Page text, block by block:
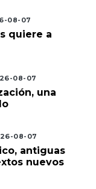
08-07
quiere a
08-07
una
08-07
antiguas
nuevos